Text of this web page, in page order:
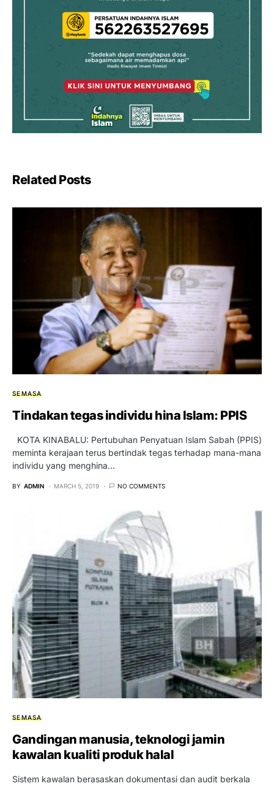
Related Posts
SEMASA
Tindakan tegas individu hina Islam: PPIS
KOTA KINABALU: Pertubuhan Penyatuan Islam Sabah (PPIS)
meminta kerajaan terus bertindak tegas terhadap mana-mana
individu yang menghina…
BY ADMIN MARCH 5, 2019 NO COMMENTS
SEMASA
Gandingan manusia, teknologi jamin
kawalan kualiti produk halal
Sistem kawalan berasaskan dokumentasi dan audit berkala